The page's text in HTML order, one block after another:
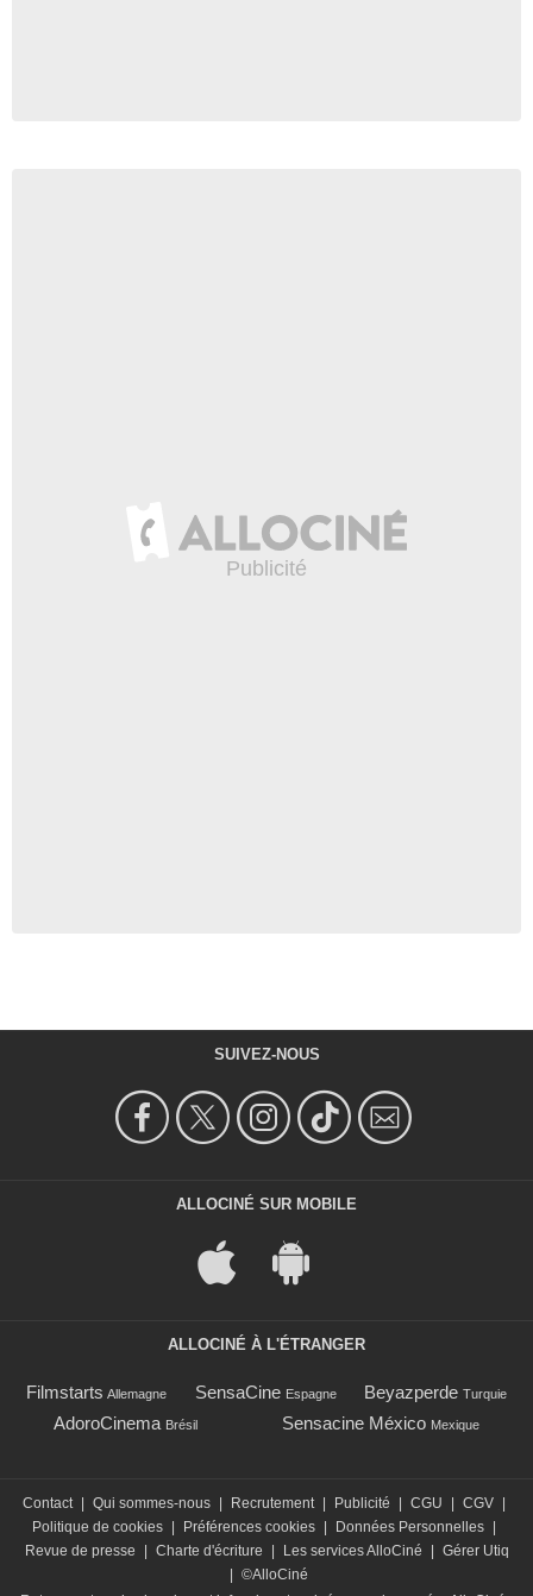
SUIVEZ-NOUS
ALLOCINÉ SUR MOBILE
ALLOCINÉ À L'ÉTRANGER
Filmstarts Allemagne SensaCine Espagne Beyazperde Turquie
AdoroCinema Brésil Sensacine México Mexique
Contact Qui sommes-nous Recrutement Publicité CGU CGV
Politique de cookies
Préférences cookies Données Personnelles
Revue de presse
Charte d'écriture Les services AlloCiné
Gérer Utiq
©AlloCiné